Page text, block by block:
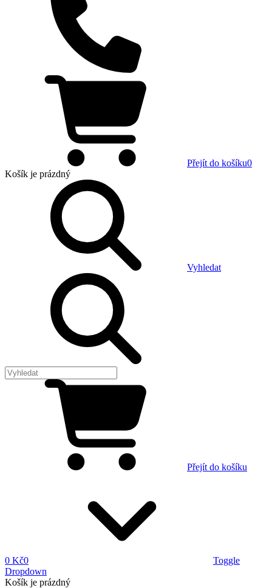
Přejít do košíku0
Košík je prázdný
Vyhledat
Přejít do košíku
0 Kč0
Toggle
Dropdown
Košík je prázdný